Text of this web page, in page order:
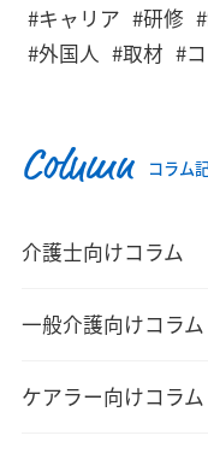
#キャリア #研修
#外国人 #取材 #
Column コラム
介護士向けコラム
一般介護向けコラム
ケアラー向けコラム